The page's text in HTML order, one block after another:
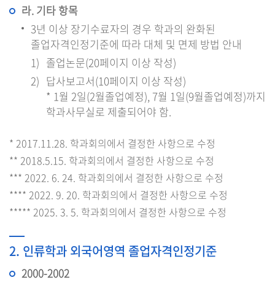
라. 기타 항목
3년 이상 장기수료자의 경우 학과의 완화된
졸업자격인정기준에 따라 대체 및 면제 방법 안내
졸업논문(20페이지 이상 작성)
답사보고서(10페이지 이상 작성)
* 1월 2일(2월졸업예정), 7월 1일(9월졸업예정)까지
학과사무실로 제출되어야 함.
* 2017.11.28. 학과회의에서 결정한 사항으로 수정
** 2018.5.15. 학과회의에서 결정한 사항으로 수정
*** 2022. 6. 24. 학과회의에서 결정한 사항으로 수정
**** 2022. 9. 20. 학과회의에서 결정한 사항으로 수정
***** 2025. 3. 5. 학과회의에서 결정한 사항으로 수정
2. 인류학과 외국어영역 졸업자격인정기준
2000-2002